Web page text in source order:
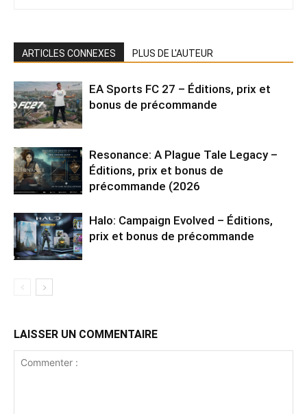
ARTICLES CONNEXES PLUS DE L'AUTEUR
EA Sports FC 27 – Éditions, prix et
bonus de précommande
Resonance: A Plague Tale Legacy –
Éditions, prix et bonus de
précommande (2026
Halo: Campaign Evolved – Éditions,
prix et bonus de précommande
LAISSER UN COMMENTAIRE